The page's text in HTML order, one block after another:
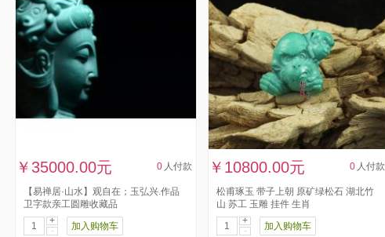
￥35000.00元 0 人付款
【易禅居·山水】观自在；玉弘兴.作品
卫字款亲工圆雕收藏品
+
-
加入购物车
￥10800.00元 0 人付款
松甫琢玉 带子上朝 原矿绿松石 湖北竹
山 苏工 玉雕 挂件 生肖
+
-
加入购物车